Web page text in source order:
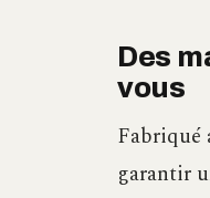
Des
vous
Fabriqué
garantir